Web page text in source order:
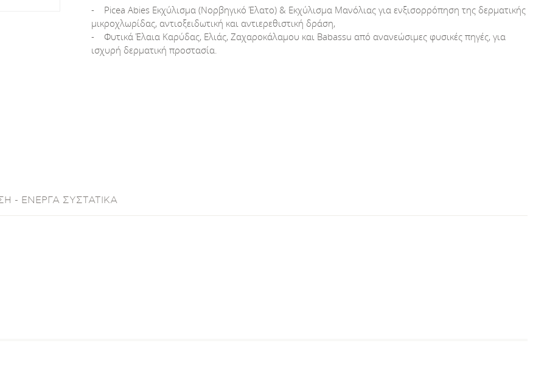
- Picea Abies Eκχύλισμα (Νορβηγικό Έλατο) & Εκχύλισμα Μανόλιας για ενξισορρόπηση της δερματικής
μικροχλωρίδας, αντιοξειδωτική και αντιερεθιστική δράση,
- Φυτικά Έλαια Καρύδας, Ελιάς, Ζαχαροκάλαμου και Babassu από ανανεώσιμες φυσικές πηγές, για
ισχυρή δερματική προστασία.
- ΕΝΕΡΓΑ ΣΥΣΤΑΤΙΚΑ